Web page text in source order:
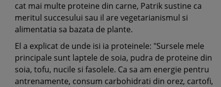
cat mai multe proteine din carne, Patrik sustine ca
meritul succesului sau il are vegetarianismul si
alimentatia sa bazata de plante.
El a explicat de unde isi ia proteinele: "Sursele mele
principale sunt laptele de soia, pudra de proteine din
soia, tofu, nucile si fasolele. Ca sa am energie pentru
antrenamente, consum carbohidrati din orez, cartofi,